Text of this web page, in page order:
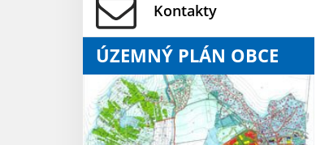
Kontakty
ÚZEMNÝ PLÁN OBCE